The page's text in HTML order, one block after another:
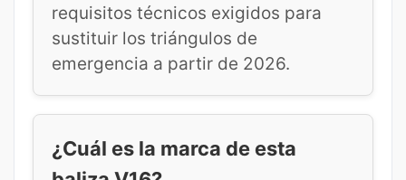
requisitos técnicos exigidos para
sustituir los triángulos de
emergencia a partir de 2026.
¿Cuál es la marca de esta